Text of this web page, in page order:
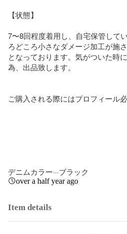
【状態】
7〜8回程度着用し、自宅保管して
ろどころ小さなダメージ加工が施
となっております。気がついた時
為、出品致します。
ご購入される際にはプロフィール
デニムカラー···ブラック
over a half year ago
Item details